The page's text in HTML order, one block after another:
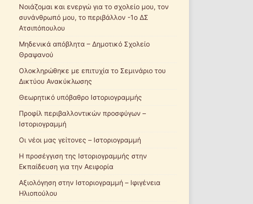
Νοιάζομαι και ενεργώ για το σχολείο μου, τον
συνάνθρωπό μου, το περιβάλλον -1ο ΔΣ
Ατσιπόπουλου
Μηδενικά απόβλητα – Δημοτικό Σχολείο
Θραψανού
Ολοκληρώθηκε με επιτυχία το Σεμινάριο του
Δικτύου Ανακύκλωσης
Θεωρητικό υπόβαθρο Ιστοριογραμμής
Προφίλ περιβαλλοντικών προσφύγων –
Ιστοριογραμμή
Οι νέοι μας γείτονες – Ιστοριογραμμή
Η προσέγγιση της Ιστοριογραμμής στην
Εκπαίδευση για την Αειφορία
Αξιολόγηση στην Ιστοριογραμμή – Ιφιγένεια
Ηλιοπούλου